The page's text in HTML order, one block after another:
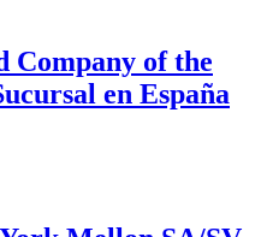
Company of the
en España